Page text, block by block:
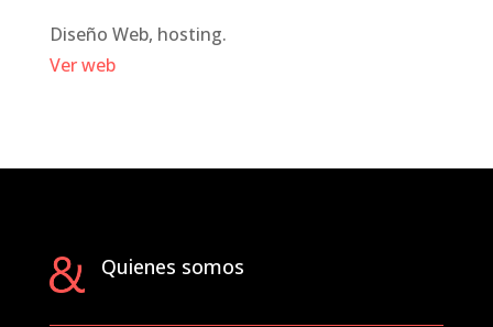
Diseño Web, hosting.
Ver web
Quienes somos